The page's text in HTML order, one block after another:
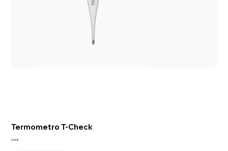
Termometro T-Check
Prezzo
6,00 €